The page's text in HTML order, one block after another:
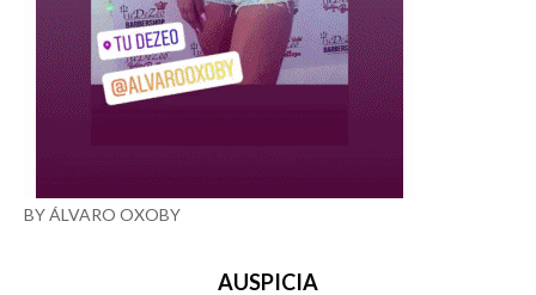
BY ÁLVARO OXOBY
AUSPICIA